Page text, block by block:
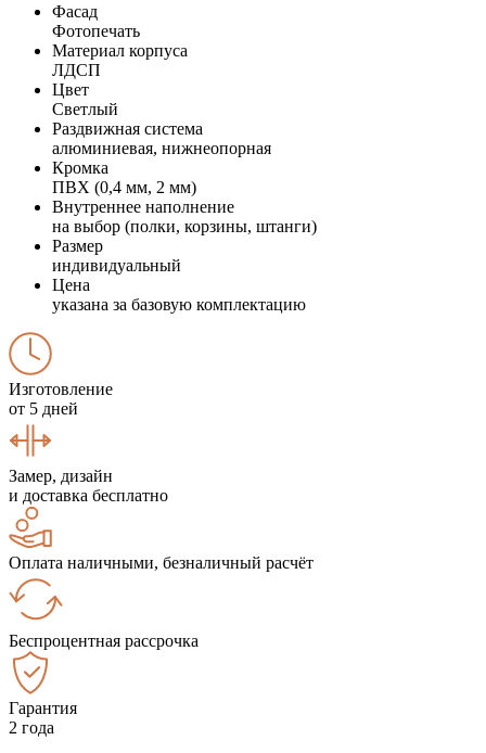
Фасад
Фотопечать
Материал корпуса
ЛДСП
Цвет
Светлый
Раздвижная система
алюминиевая, нижнеопорная
Кромка
ПВХ (0,4 мм, 2 мм)
Внутреннее наполнение
на выбор (полки, корзины, штанги)
Размер
индивидуальный
Цена
указана за базовую комплектацию
Изготовление
от 5 дней
Замер, дизайн
и доставка бесплатно
Оплата наличными, безналичный расчёт
Беспроцентная рассрочка
Гарантия
2 года